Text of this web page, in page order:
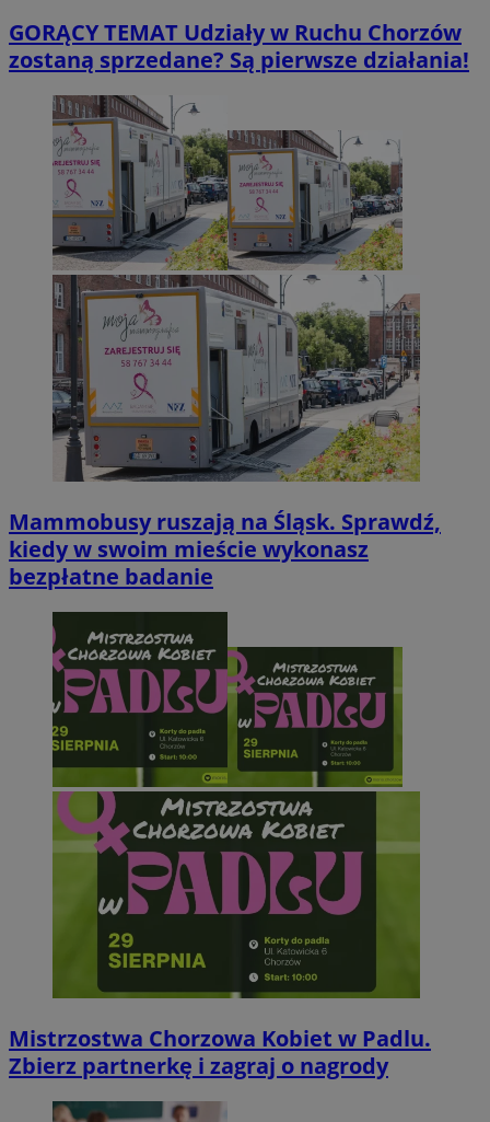
GORĄCY TEMAT Udziały w Ruchu Chorzów
zostaną sprzedane? Są pierwsze działania!
Mammobusy ruszają na Śląsk. Sprawdź,
kiedy w swoim mieście wykonasz
bezpłatne badanie
Mistrzostwa Chorzowa Kobiet w Padlu.
Zbierz partnerkę i zagraj o nagrody